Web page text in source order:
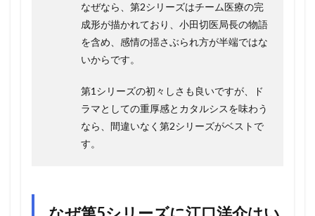
なぜなら、第2シリーズはチーム医療の完
成形が描かれており、小田切医局長の物語
を含め、感情の揺さぶられ方が半端ではな
いからです。
第1シリーズの初々しさも良いですが、ド
ラマとしての重厚感とカタルシスを味わう
なら、間違いなく第2シリーズがベストで
す。